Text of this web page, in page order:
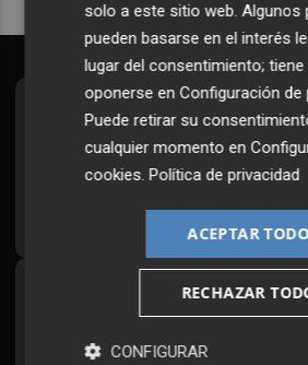
Suscríbete al
Todos los días a primera
¡Quiero
Síguenos en
Plaza Podcast, desde
solo a este sitio web. Algunos
pueden basarse en el interés
lugar del consentimiento;
oponerse enConfiguración de
Puede retirar su
cualquier momento en
cookies.Política de privacidad
ACEPTAR TODO
RECHAZAR
CONFIGURAR